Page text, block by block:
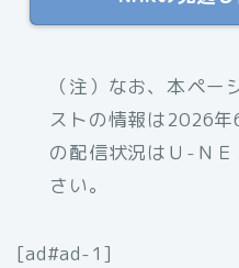
（注）なお、本ペー
ストの情報は2026
の配信状況はＵ-Ｎ
さい。
[ad#ad-1]